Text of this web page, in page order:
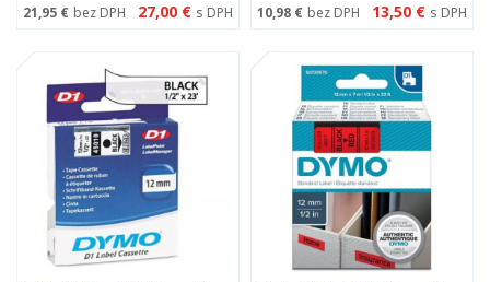
21,95 € bez DPH 27,00 € s DPH 10,98 € bez DPH 13,50 € s DPH